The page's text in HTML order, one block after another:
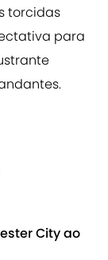
torcidas
para
City ao